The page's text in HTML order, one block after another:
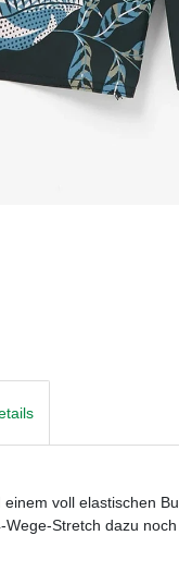
voll elastischen
Stretch dazu